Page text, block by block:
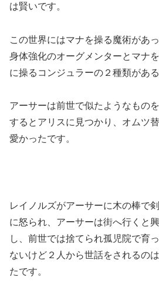
は賢いです。
この世界にはマナを操る魔術があ
身体強化のオーグメンターとマナ
に操るコンジュラーの２種類があ
アーサーは前世で似たようなもの
するとアリスに見つかり、オムツ
愛かったです。
レイノルズがアーサーに木の棒で
に怒られ、アーサーは街へ行くと
し、前世では捨てられ孤児院で育
ないけど２人から世話をされるの
たです。